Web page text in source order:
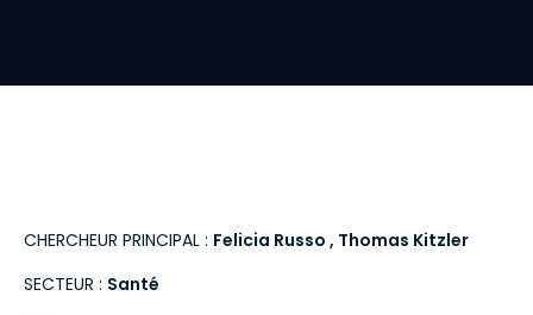
CHERCHEUR PRINCIPAL : Felicia Russo Thomas Kitzler
SECTEUR : Santé